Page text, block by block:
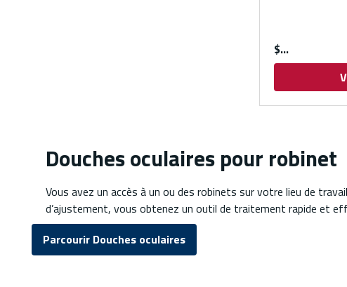
$
Douches oculaires pour robinet
Vous avez un accès à un ou des robinets sur votre lieu de
d’ajustement, vous obtenez un outil de traitement rapide et
Parcourir Douches oculaires